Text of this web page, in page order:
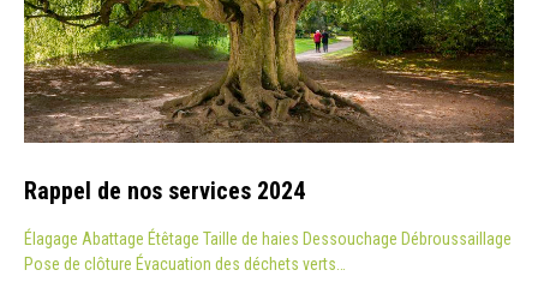
Rappel de nos services 2024
Élagage Abattage Étêtage Taille de haies Dessouchage Débroussaillage
Pose de clôture Évacuation des déchets verts…